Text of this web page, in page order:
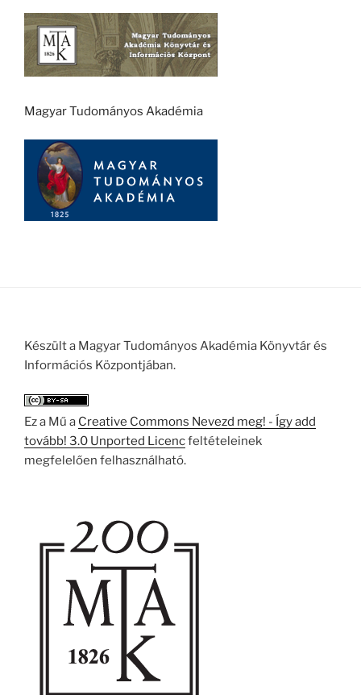
Magyar Tudományos Akadémia
Készült a Magyar Tudományos Akadémia Könyvtár és
Információs Központjában.
Ez a Mű a Creative Commons Nevezd meg! - Így add
tovább! 3.0 Unported Licencfeltételeinek
megfelelően felhasználható.